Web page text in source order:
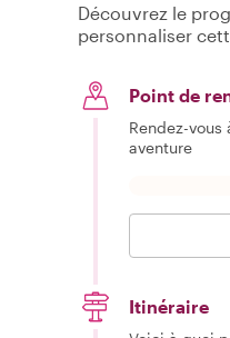
Découvrez le
personnaliser
Point de
Rendez-
aventure
Itinéraire